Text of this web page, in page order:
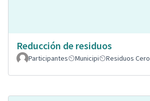
Reducción de residuos
Participantes
Municipi Residuos Cero